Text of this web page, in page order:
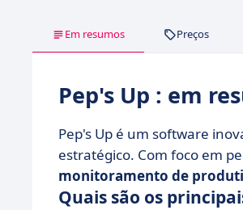
Em resumos Preços
Pep's Up : em
Pep's Up é um software
estratégico. Com foco em
monitoramento de
Quais são os